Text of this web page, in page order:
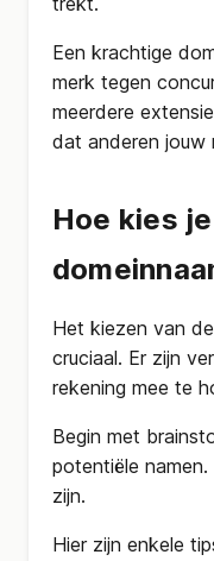
Een krachtige
merk tegen
meerdere
dat anderen jouw
Hoe kies
Het kiezen van
cruciaal. Er zijn
rekening mee te
Begin met
potentiële
zijn.
Hier zijn enkele